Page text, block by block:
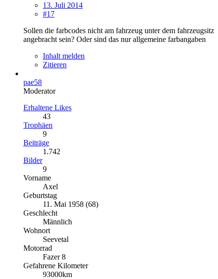
13. Juli 2014
#17
Sollen die farbcodes nicht am fahrzeug unter dem fahrzeugsitz
angebracht sein? Oder sind das nur allgemeine farbangaben
Inhalt melden
Zitieren
pae58
Moderator
Erhaltene Likes
43
Trophäen
9
Beiträge
1.742
Bilder
9
Vorname
Axel
Geburtstag
11. Mai 1958 (68)
Geschlecht
Männlich
Wohnort
Seevetal
Motorrad
Fazer 8
Gefahrene Kilometer
93000km